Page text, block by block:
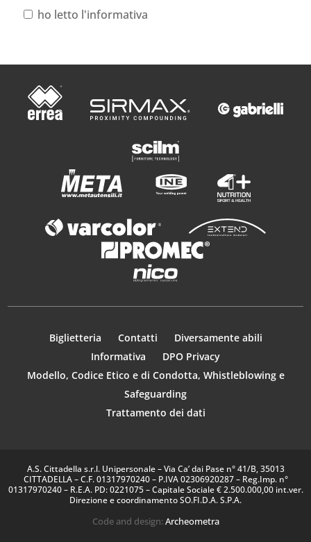
ho letto l'informativa
Biglietteria Contatti
Diversamente abili
Informativa
DPO Privacy
Modello, Codice Etico e di Condotta, Whistleblowing e
Safeguarding
Trattamento dei dati
A.S. Cittadella s.r.l. Unipersonale – Via Ca’ dai Pase n° 41/B, 35013
CITTADELLA – C.F. 01317970240 – P.IVA 02306920287 – Reg.Imp. n°
01317970240 – R.E.A. PD: 0221075 – Capitale Sociale € 2.500.000,00 int.ver.
Direzione e coordinamento SO.FI.D.A. S.P.A.
Code and design:Archeometra